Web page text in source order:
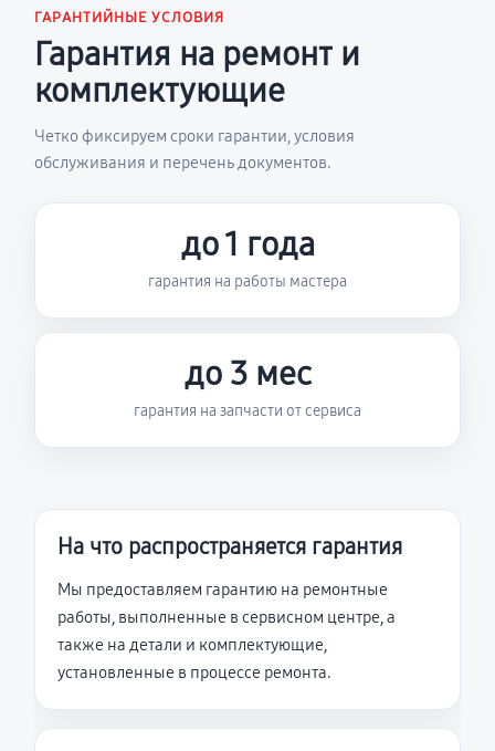
ГАРАНТИЙНЫЕ УСЛОВИЯ
Гарантия на ремонт и
комплектующие
Четко фиксируем сроки гарантии, условия
обслуживания и перечень документов.
до 1 года
гарантия на работы мастера
до 3 мес
гарантия на запчасти от сервиса
На что распространяется гарантия
Мы предоставляем гарантию на ремонтные
работы, выполненные в сервисном центре, а
также на детали и комплектующие,
установленные в процессе ремонта.